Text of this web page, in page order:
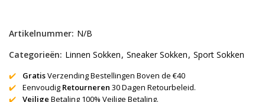
Artikelnummer: N/B
Categorieën: Linnen Sokken, Sneaker Sokken, Sport Sokken
✔️ GratisVerzending Bestellingen Boven de €40
✔️
Eenvoudig Retourneren 30 Dagen Retourbeleid.
✔️
Veilige Betaling 100% Veilige Betaling.